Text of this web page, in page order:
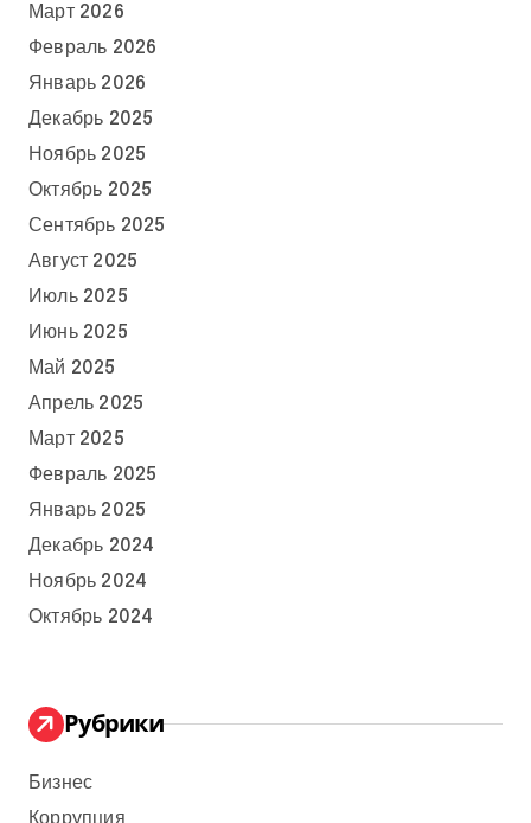
Март 2026
Февраль 2026
Январь 2026
Декабрь 2025
Ноябрь 2025
Октябрь 2025
Сентябрь 2025
Август 2025
Июль 2025
Июнь 2025
Май 2025
Апрель 2025
Март 2025
Февраль 2025
Январь 2025
Декабрь 2024
Ноябрь 2024
Октябрь 2024
Рубрики
Бизнес
Коррупция